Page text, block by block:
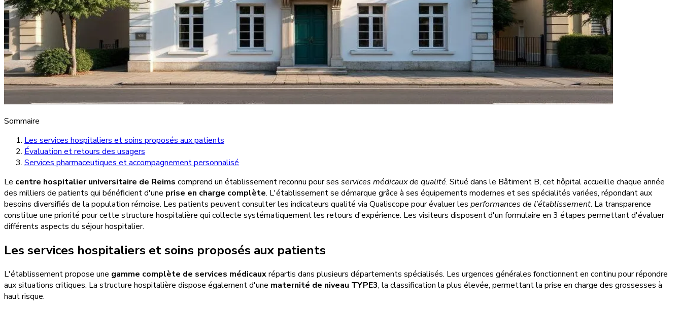
Sommaire
Les services hospitaliers et soins proposés aux patients
Évaluation et retours des usagers
Services pharmaceutiques et accompagnement personnalisé
Le centre hospitalier universitaire de Reims comprend un établissement reconnu pour ses services médicaux de qualité. Situé dans le Bâtiment B, cet hôpital accueille chaque année
des milliers de patients qui bénéficient d'une prise en charge complète. L'établissement se démarque grâce à ses équipements modernes et ses spécialités variées, répondant aux
besoins diversifiés de la population rémoise. Les patients peuvent consulter les indicateurs qualité via Qualiscope pour évaluer les performances de l'établissement. La transparence
constitue une priorité pour cette structure hospitalière qui collecte systématiquement les retours d'expérience. Les visiteurs disposent d'un formulaire en 3 étapes permettant d'évaluer
différents aspects du séjour hospitalier.
Les services hospitaliers et soins proposés aux patients
L'établissement propose une gamme complète de services médicauxrépartis dans plusieurs départements spécialisés. Les urgences générales fonctionnent en continu pour répondre
aux situations critiques. La structure hospitalière dispose également d'une maternité de niveau TYPE3, la classification la plus élevée, permettant la prise en charge des grossesses à
haut risque.